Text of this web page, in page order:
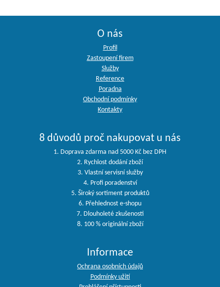
O nás
Profil
Zastoupení firem
Služby
Reference
Poradna
Obchodní podmínky
Kontakty
8 důvodů proč nakupovat u nás
1. Doprava zdarma nad 5000 Kč bez DPH
2. Rychlost dodání zboží
3. Vlastní servisní služby
4. Profi poradenství
5. Široký sortiment produktů
6. Přehlednost e-shopu
7. Dlouholeté zkušenosti
8. 100 % originální zboží
Informace
Ochrana osobních údajů
Podmínky užití